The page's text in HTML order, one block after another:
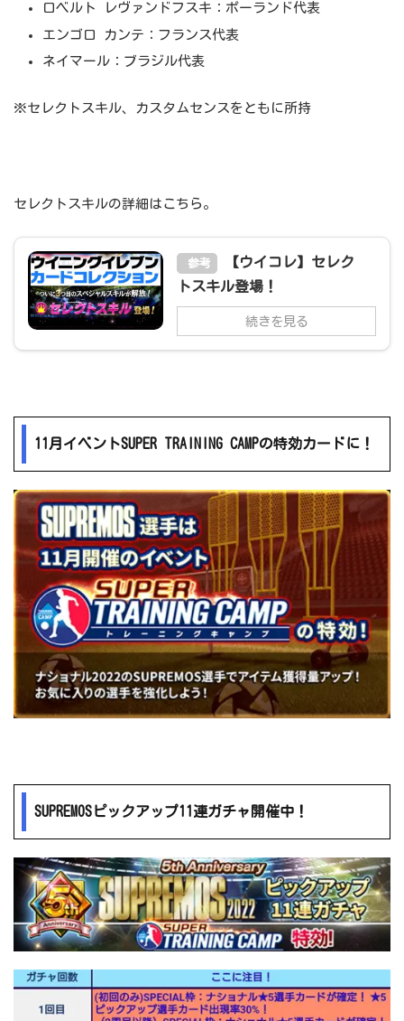
ロベルト レヴァンドフスキ：ポーランド代表
エンゴロ カンテ：フランス代表
ネイマール：ブラジル代表
※セレクトスキル、カスタムセンスをともに所持
セレクトスキルの詳細はこちら。
参考
【ウイコレ】セレク
トスキル登場！
続きを見る
11月イベントSUPER TRAINING CAMPの特効カードに！
SUPREMOSピックアップ11連ガチャ開催中！